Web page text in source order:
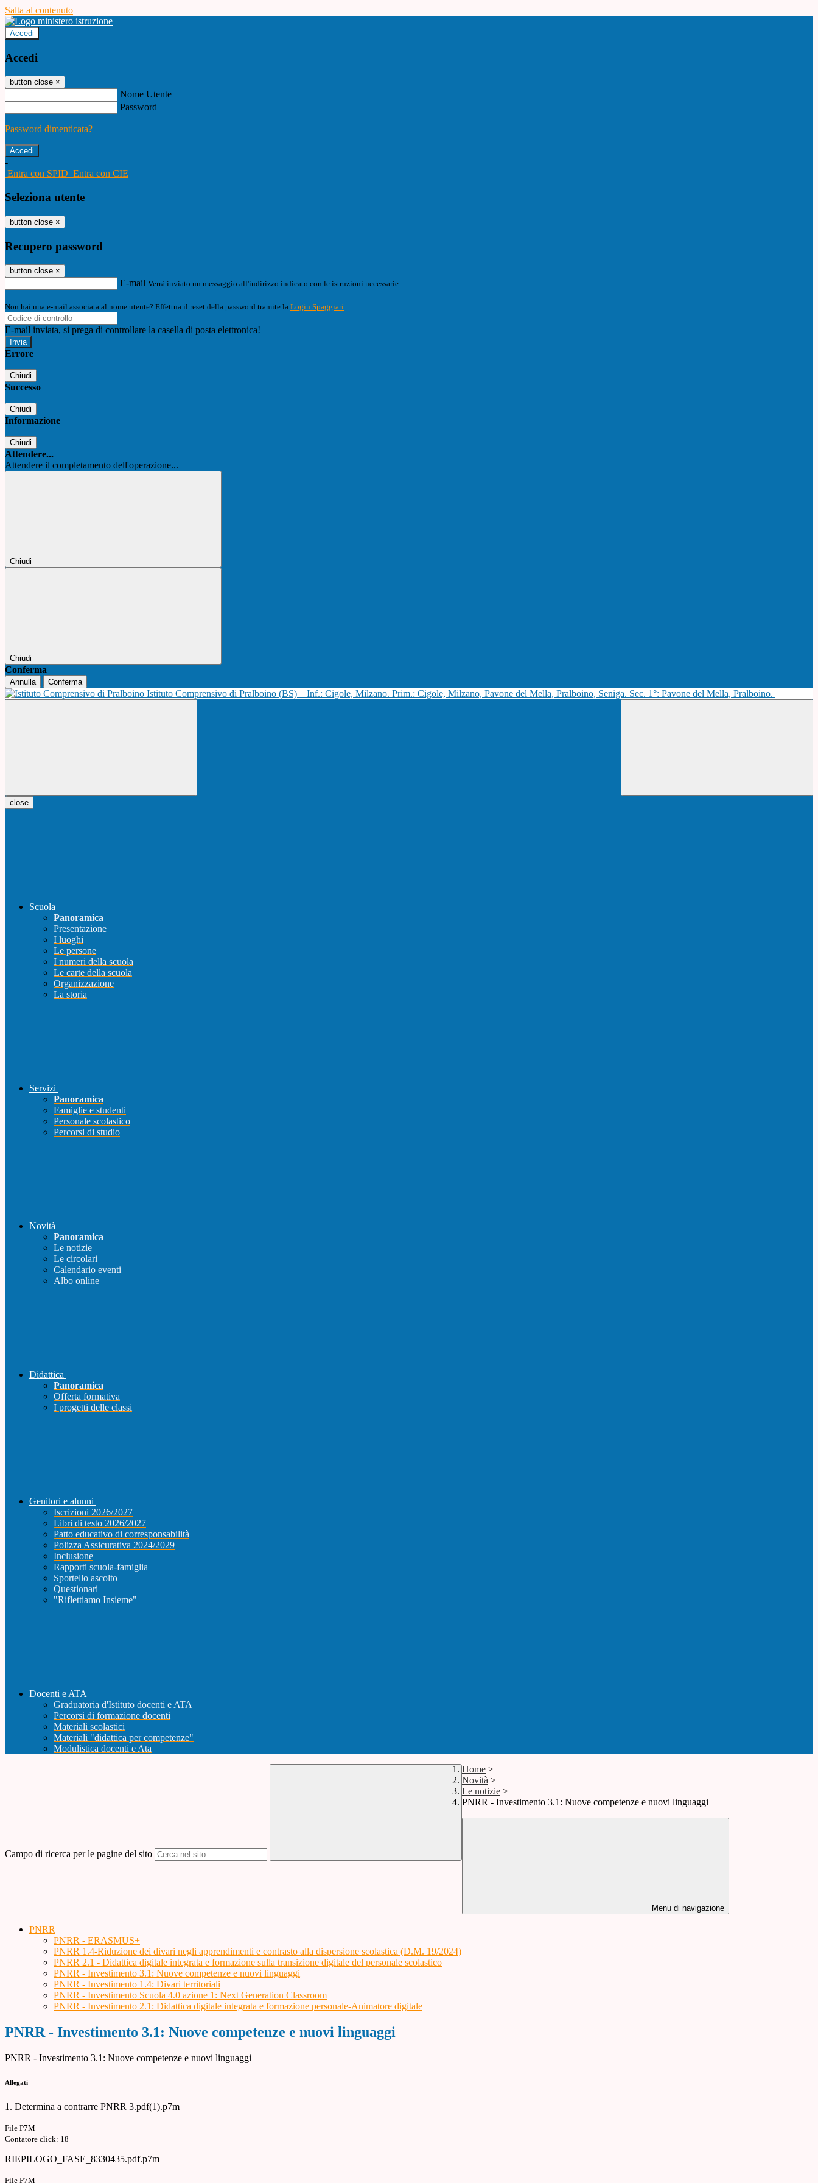
Salta al contenuto
Accedi
Accedi
button close ×
Nome Utente
Password
Password dimenticata?
-
Entra con SPID Entra con CIE
Seleziona utente
button close ×
Recupero password
button close ×
E-mail Verrà inviato un messaggio all'indirizzo indicato con le istruzioni necessarie.
Non hai una e-mail associata al nome utente? Effettua il reset della password tramite la Login Spaggiari
E-mail inviata, si prega di controllare la casella di posta elettronica!
Errore
Chiudi
Successo
Chiudi
Informazione
Chiudi
Attendere...
Attendere il completamento dell'operazione...
Chiudi
Chiudi
Conferma
Annulla Conferma
Istituto Comprensivo di Pralboino (BS) Inf.: Cigole, Milzano. Prim.: Cigole, Milzano, Pavone del Mella, Pralboino, Seniga. Sec. 1°: Pavone del Mella, Pralboino.
close
Scuola
Panoramica
Presentazione
I luoghi
Le persone
I numeri della scuola
Le carte della scuola
Organizzazione
La storia
Servizi
Panoramica
Famiglie e studenti
Personale scolastico
Percorsi di studio
Novità
Panoramica
Le notizie
Le circolari
Calendario eventi
Albo online
Didattica
Panoramica
Offerta formativa
I progetti delle classi
Genitori e alunni
Iscrizioni 2026/2027
Libri di testo 2026/2027
Patto educativo di corresponsabilità
Polizza Assicurativa 2024/2029
Inclusione
Rapporti scuola-famiglia
Sportello ascolto
Questionari
"Riflettiamo Insieme"
Docenti e ATA
Graduatoria d'Istituto docenti e ATA
Percorsi di formazione docenti
Materiali scolastici
Materiali "didattica per competenze"
Modulistica docenti e Ata
Campo di ricerca per le pagine del sito
Home >
Novità >
Le notizie >
PNRR - Investimento 3.1: Nuove competenze e nuovi linguaggi
Menu di navigazione
PNRR
PNRR - ERASMUS+
PNRR 1.4-Riduzione dei divari negli apprendimenti e contrasto alla dispersione scolastica (D.M. 19/2024)
PNRR 2.1 - Didattica digitale integrata e formazione sulla transizione digitale del personale scolastico
PNRR - Investimento 3.1: Nuove competenze e nuovi linguaggi
PNRR - Investimento 1.4: Divari territoriali
PNRR - Investimento Scuola 4.0 azione 1: Next Generation Classroom
PNRR - Investimento 2.1: Didattica digitale integrata e formazione personale-Animatore digitale
PNRR - Investimento 3.1: Nuove competenze e nuovi linguaggi
PNRR - Investimento 3.1: Nuove competenze e nuovi linguaggi
Allegati
1. Determina a contrarre PNRR 3.pdf(1).p7m
File P7M
Contatore click: 18
RIEPILOGO_FASE_8330435.pdf.p7m
File P7M